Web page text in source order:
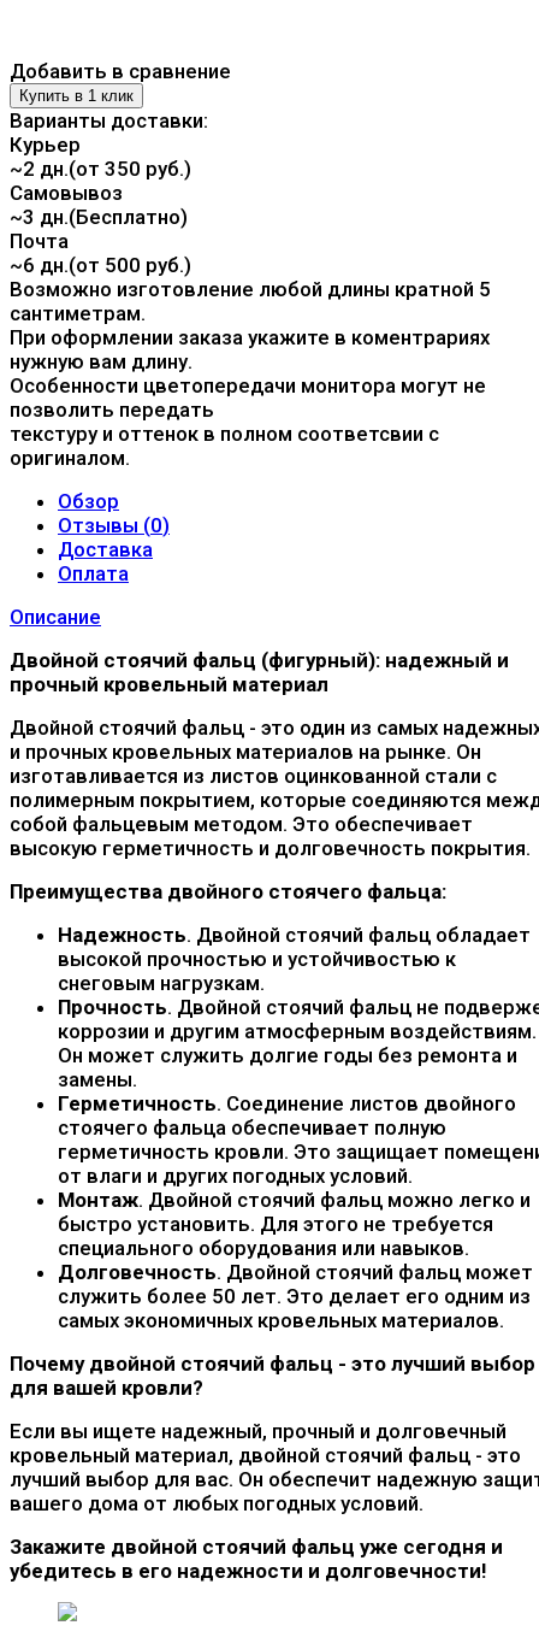
Добавить в сравнение
Варианты доставки:
Курьер
~2 дн.(от 350 руб.)
Самовывоз
~3 дн.(Бесплатно)
Почта
~6 дн.(от 500 руб.)
Возможно изготовление любой длины кратной 5
сантиметрам.
При оформлении заказа укажите в коментрариях
нужную вам длину.
Особенности цветопередачи монитора могут не
позволить передать
текстуру и оттенок в полном соответсвии с
оригиналом.
Обзор
Отзывы (0)
Доставка
Оплата
Описание
Двойной стоячий фальц (фигурный): надежный и
прочный кровельный материал
Двойной стоячий фальц - это один из самых
и прочных кровельных материалов на рынке. Он
изготавливается из листов оцинкованной стали с
полимерным покрытием, которые соединяются
собой фальцевым методом. Это обеспечивает
высокую герметичность и долговечность покрытия.
Преимущества двойного стоячего фальца:
Надежность. Двойной стоячий фальц обладает
высокой прочностью и устойчивостью к
снеговым нагрузкам.
Прочность. Двойной стоячий фальц не
коррозии и другим атмосферным воздействиям.
Он может служить долгие годы без ремонта и
замены.
Герметичность. Соединение листов двойного
стоячего фальца обеспечивает полную
герметичность кровли. Это защищает
от влаги и других погодных условий.
Монтаж. Двойной стоячий фальц можно легко и
быстро установить. Для этого не требуется
специального оборудования или навыков.
Долговечность. Двойной стоячий фальц может
служить более 50 лет. Это делает его одним из
самых экономичных кровельных материалов.
Почему двойной стоячий фальц - это лучший выбор
для вашей кровли?
Если вы ищете надежный, прочный и долговечный
кровельный материал, двойной стоячий фальц - это
лучший выбор для вас. Он обеспечит надежную
вашего дома от любых погодных условий.
Закажите двойной стоячий фальц уже сегодня и
убедитесь в его надежности и долговечности!